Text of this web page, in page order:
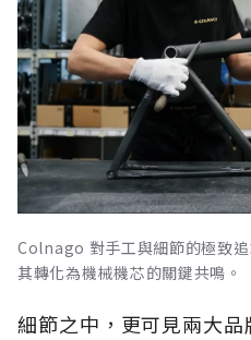
Colnago 對手工與細節的極致
其轉化為機械機芯的關鍵共鳴。
細節之中，更可見兩大